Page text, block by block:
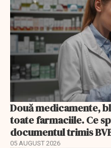
Două medicamente,
toate farmaciile. Ce
documentul trimis
05 AUGUST 2026